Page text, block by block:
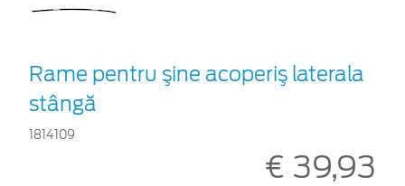
Rame pentru şine acoperiş laterala
stângă
1814109
€ 39,93